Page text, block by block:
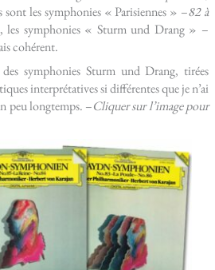
les symphonies « Parisiennes » –82 à
les symphonies « Sturm und Drang » –
cohérent.
des symphonies Sturm und Drang, tirées
interprétatives si différentes que je n’ai
peu longtemps. –Cliquer sur l’image pour